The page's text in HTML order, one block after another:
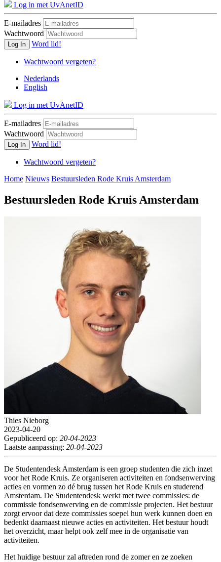
Log in met UvAnetID
E-mailadres
Wachtwoord
Log In Word lid!
Wachtwoord vergeten?
Nederlands
English
Log in met UvAnetID
E-mailadres
Wachtwoord
Log In Word lid!
Wachtwoord vergeten?
Home Nieuws Bestuursleden Rode Kruis Amsterdam
Bestuursleden Rode Kruis Amsterdam
Thies Nieborg
2023-04-20
Gepubliceerd op: 20-04-2023
Laatste aanpassing: 20-04-2023
De Studentendesk Amsterdam is een groep studenten die zich inzet
voor het Rode Kruis. Ze organiseren activiteiten en fondsenwerving
acties en vormen zo dé brug tussen het Rode Kruis en studerend
Amsterdam. De Studentendesk werkt met twee commissies: de
commissie fondsenwerving en de commissie projecten. Het bestuur
zorgt ervoor dat deze commissies soepel hun werk kunnen doen en
bedenkt daarnaast nieuwe acties en activiteiten. Het bestuur houdt
het overzicht, maar helpt ook zelf mee in de organisatie van
activiteiten.
Het huidige bestuur zal aftreden rond de zomer en ze zoeken